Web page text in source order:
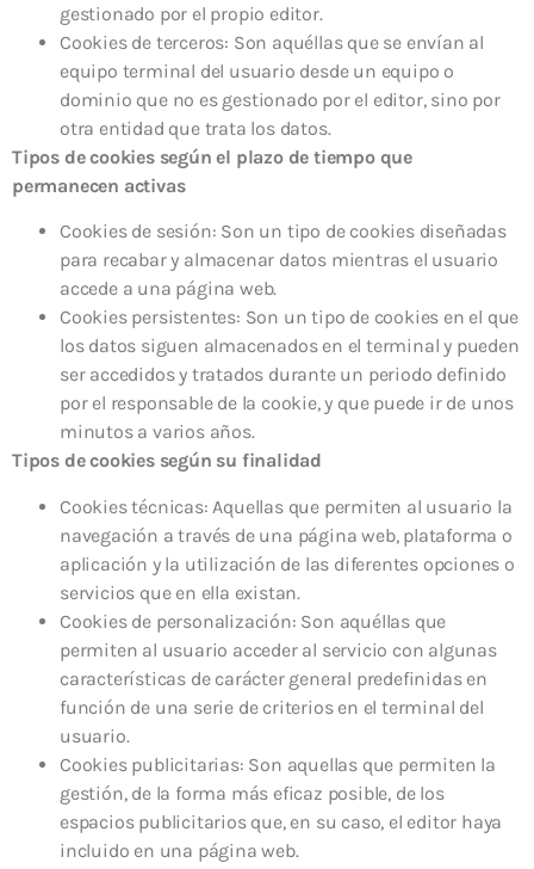
gestionado por el propio editor.
Cookies de terceros: Son aquéllas que se envían al
equipo terminal del usuario desde un equipo o
dominio que no es gestionado por el editor, sino por
otra entidad que trata los datos.
Tipos de cookies según el plazo de tiempo que
permanecen activas
Cookies de sesión: Son un tipo de cookies diseñadas
para recabar y almacenar datos mientras el usuario
accede a una página web.
Cookies persistentes: Son un tipo de cookies en el que
los datos siguen almacenados en el terminal y pueden
ser accedidos y tratados durante un periodo definido
por el responsable de la cookie, y que puede ir de unos
minutos a varios años.
Tipos de cookies según su finalidad
Cookies técnicas: Aquellas que permiten al usuario la
navegación a través de una página web, plataforma o
aplicación y la utilización de las diferentes opciones o
servicios que en ella existan.
Cookies de personalización: Son aquéllas que
permiten al usuario acceder al servicio con algunas
características de carácter general predefinidas en
función de una serie de criterios en el terminal del
usuario.
Cookies publicitarias: Son aquellas que permiten la
gestión, de la forma más eficaz posible, de los
espacios publicitarios que, en su caso, el editor haya
incluido en una página web.